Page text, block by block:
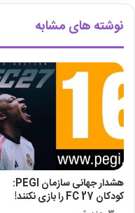
نوشته های مشابه
هشدار جهانی سازمان PEGI:
کودکان FC 27 را بازی نکنند!